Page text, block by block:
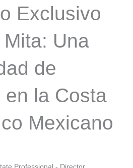
Exclusivo
Una
de
en la Costa
Mexicano
Professional - Director